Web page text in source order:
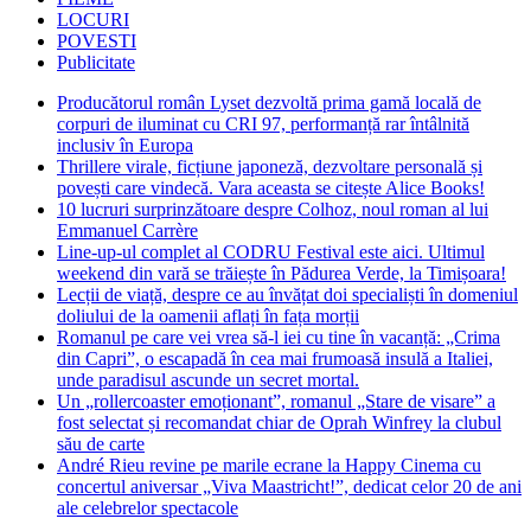
LOCURI
POVESTI
Publicitate
Producătorul român Lyset dezvoltă prima gamă locală de
corpuri de iluminat cu CRI 97, performanță rar întâlnită
inclusiv în Europa
Thrillere virale, ficțiune japoneză, dezvoltare personală și
povești care vindecă. Vara aceasta se citește Alice Books!
10 lucruri surprinzătoare despre Colhoz, noul roman al lui
Emmanuel Carrère
Line-up-ul complet al CODRU Festival este aici. Ultimul
weekend din vară se trăiește în Pădurea Verde, la Timișoara!
Lecții de viață, despre ce au învățat doi specialiști în domeniul
doliului de la oamenii aflați în fața morții
Romanul pe care vei vrea să-l iei cu tine în vacanță: „Crima
din Capri”, o escapadă în cea mai frumoasă insulă a Italiei,
unde paradisul ascunde un secret mortal.
Un „rollercoaster emoționant”, romanul „Stare de visare” a
fost selectat și recomandat chiar de Oprah Winfrey la clubul
său de carte
André Rieu revine pe marile ecrane la Happy Cinema cu
concertul aniversar „Viva Maastricht!”, dedicat celor 20 de ani
ale celebrelor spectacole